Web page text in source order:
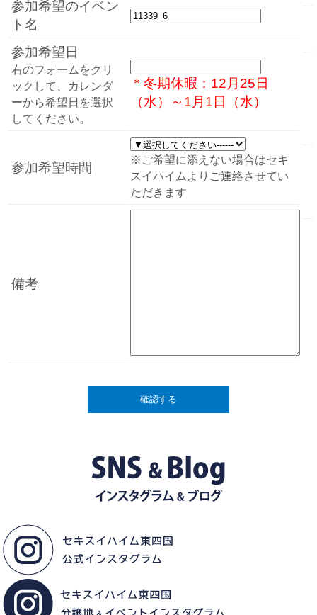
参加希望のイベン
ト名
参加希望日
右のフォームをクリ
ックして、カレンダ
ーから希望日を選択
してください。
＊冬期休暇：12月25日
（水）～1月1日（水）
参加希望時間
※ご希望に添えない場合はセキ
スイハイムよりご連絡させてい
ただきます
備考